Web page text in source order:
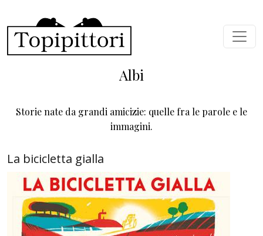
Albi
Storie nate da grandi amicizie: quelle fra le parole e le
immagini.
La bicicletta gialla